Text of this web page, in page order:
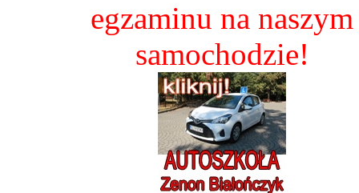
egzaminu na naszym
samochodzie!